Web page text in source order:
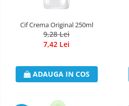
Cif Crema Original 250ml
9,28 Lei
7,42 Lei
ADAUGA IN COS